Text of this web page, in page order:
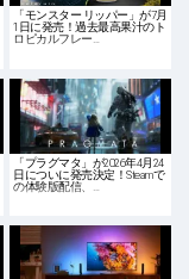
「モンスター リッパー」が7月
1日に発売！過去最高果汁のト
ロピカルフレー…
「プラグマタ」が2026年4月24
日についに発売決定！Steamで
の体験版配信、…